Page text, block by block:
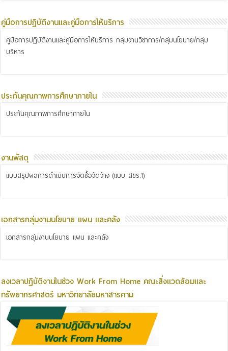
คู่มือการปฏิบัติงานและคู่มือการให้บริการ
คู่มือการปฏิบัติงานและคู่มือการให้บริการ กลุ่มงานวิชาการ/กลุ่มนโยบาย/กลุ่ม
บริหาร
ประกันคุณภาพการศึกษาภายใน
ประกันคุณภาพการศึกษาภายใน
งานพัสดุ
แบบสรุปผลการดำเนินการจัดซื้อจัดจ้าง (แบบ สขร.1)
เอกสารกลุ่มงานนโยบาย แผน และคลัง
เอกสารกลุ่มงานนโยบาย แผน และคลัง
ลงเวลาปฏิบัติงานในช่วง Work From Home คณะสิ่งแวดล้อมและ
ทรัพยากรศาสตร์ มหาวิทยาลัยมหาสารคาม